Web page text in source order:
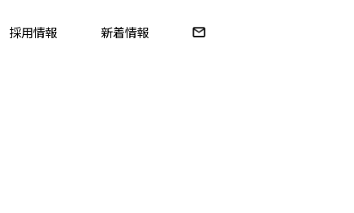
採用情報 新着情報